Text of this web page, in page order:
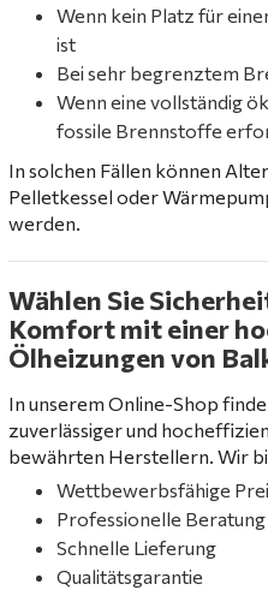
Wenn kein Platz für
ist
Bei sehr begrenztem
Wenn eine vollständig
fossile Brennstoffe
In solchen Fällen können
Pelletkessel oder
werden.
Wählen Sie
Komfort mit einer
Ölheizungen von
In unserem Online-Shop
zuverlässiger und
bewährten Herstellern. Wir
Wettbewerbsfähige
Professionelle Beratung
Schnelle Lieferung
Qualitätsgarantie